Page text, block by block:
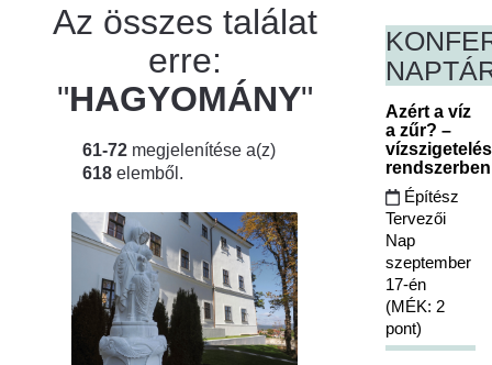
Az összes találat
erre:
"HAGYOMÁNY"
61-72 megjelenítése a(z)
618 elemből.
Azért a víz
a zűr? –
Építész
Tervezői
Nap
szeptember
17-én
(MÉK: 2
pont)